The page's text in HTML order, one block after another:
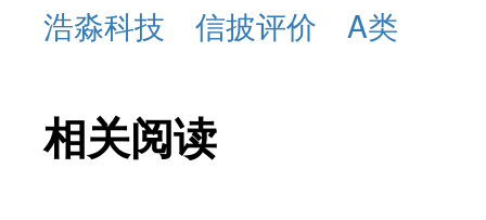
浩淼科技 信披评价 A类
相关阅读